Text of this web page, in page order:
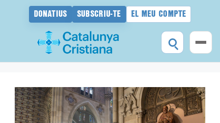
DONATIUS SUBSCRIU-TE EL MEU COMPTE
contingut